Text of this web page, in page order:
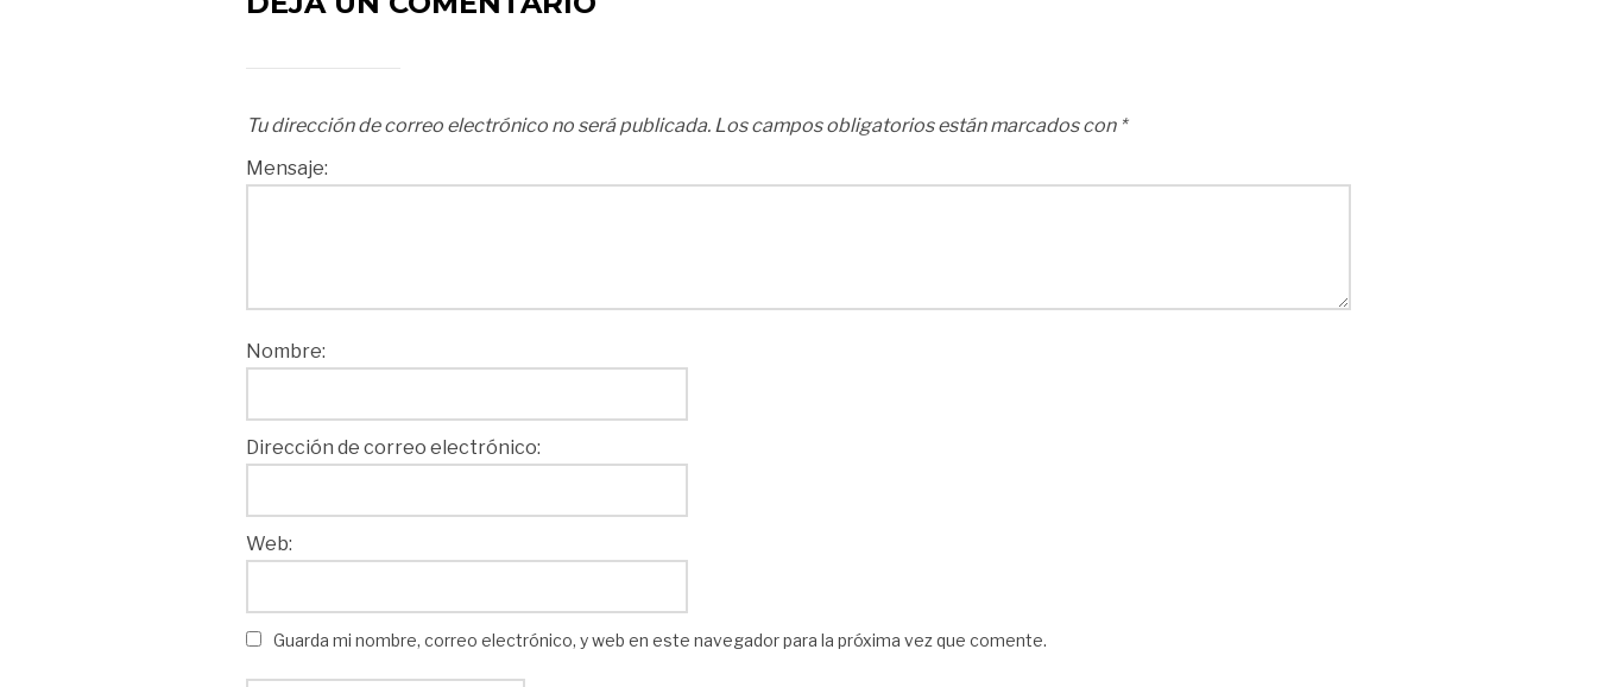
Tu dirección de correo electrónico no será publicada. Los campos obligatorios están marcados con *
Mensaje:
Nombre:
Dirección de correo electrónico:
Web:
Guarda mi nombre, correo electrónico, y web en este navegador para la próxima vez que comente.